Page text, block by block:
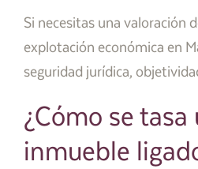
Si necesitas una valoración
explotación económica en
seguridad jurídica,
¿Cómo se tasa
inmueble